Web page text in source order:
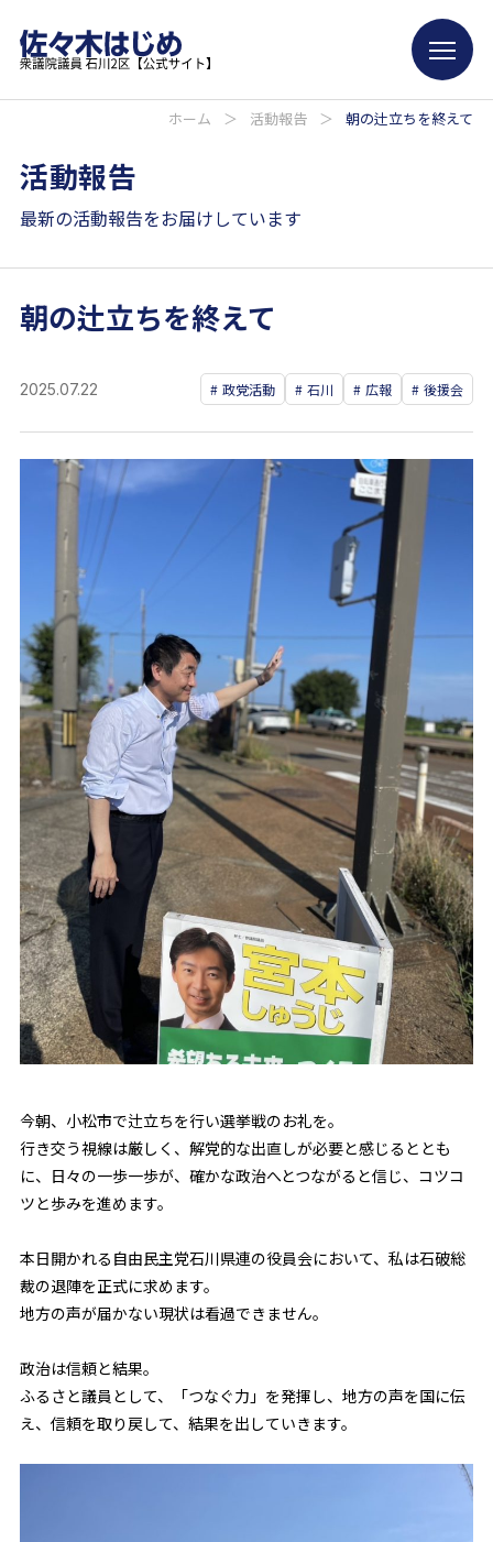
ホーム ＞ 活動報告 ＞ 朝の辻立ちを終えて
活動報告
最新の活動報告をお届けしています
朝の辻立ちを終えて
2025.07.22 政党活動 石川 広報 後援会
今朝、小松市で辻立ちを行い選挙戦のお礼を。
行き交う視線は厳しく、解党的な出直しが必要と感じるととも
に、日々の一歩一歩が、確かな政治へとつながると信じ、コツコ
ツと歩みを進めます。
本日開かれる自由民主党石川県連の役員会において、私は石破総
裁の退陣を正式に求めます。
地方の声が届かない現状は看過できません。
政治は信頼と結果。
ふるさと議員として、「つなぐ力」を発揮し、地方の声を国に伝
え、信頼を取り戻して、結果を出していきます。